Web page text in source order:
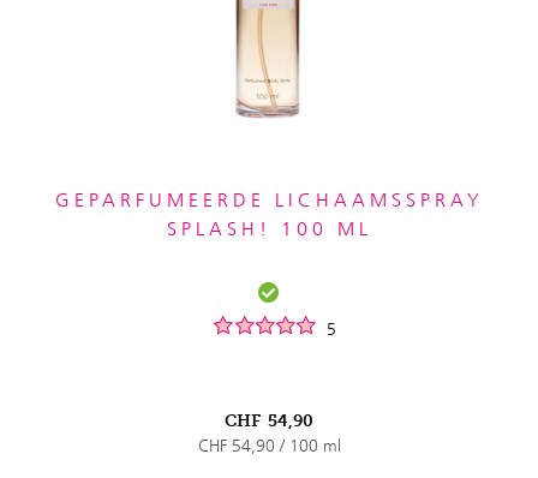
GEPARFUMEERDE LICHAAMSSPRAY
SPLASH! 100 ML
5
CHF 54,90
CHF 54,90 / 100 ml